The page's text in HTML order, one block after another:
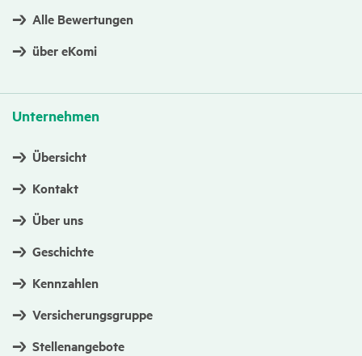
Alle Bewertungen
über eKomi
Unter­nehmen
Übersicht
Kontakt
Über uns
Geschichte
Kennzahlen
Versicherungsgruppe
Stellenangebote